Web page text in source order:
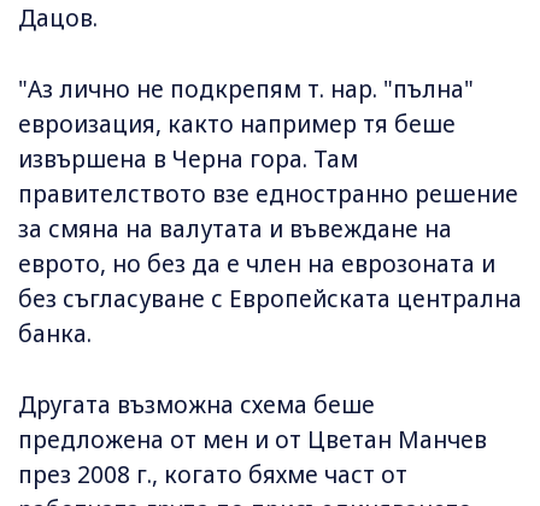
Дацов.
"Аз лично не подкрепям т. нар. "пълна"
евроизация, както например тя беше
извършена в Черна гора. Там
правителството взе едностранно решение
за смяна на валутата и въвеждане на
еврото, но без да е член на еврозоната и
без съгласуване с Европейската централна
банка.
Другата възможна схема беше
предложена от мен и от Цветан Манчев
през 2008 г., когато бяхме част от